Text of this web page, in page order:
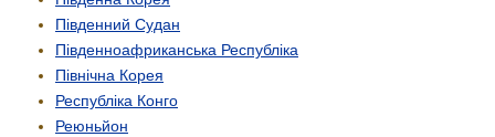
Південний Судан
Південно­африканська Республіка
Північна Корея
Республіка Конго
Реюньйон